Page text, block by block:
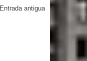
Entrada antigua